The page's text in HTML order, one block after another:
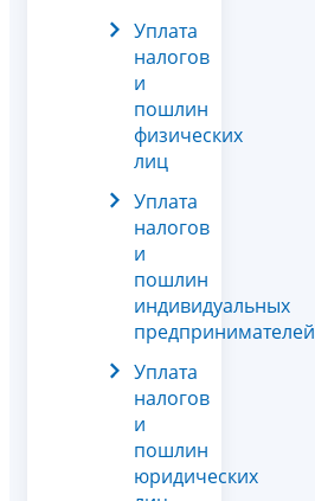
Уплата
налогов
и
пошлин
физических
лиц
Уплата
налогов
и
пошлин
индивидуальных
предпринимателей
Уплата
налогов
и
пошлин
юридических